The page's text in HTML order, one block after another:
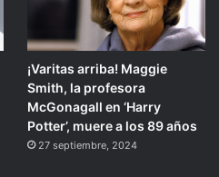
¡Varitas arriba! Maggie
Smith, la profesora
McGonagall en ‘Harry
Potter’, muere a los 89 años
27 septiembre, 2024